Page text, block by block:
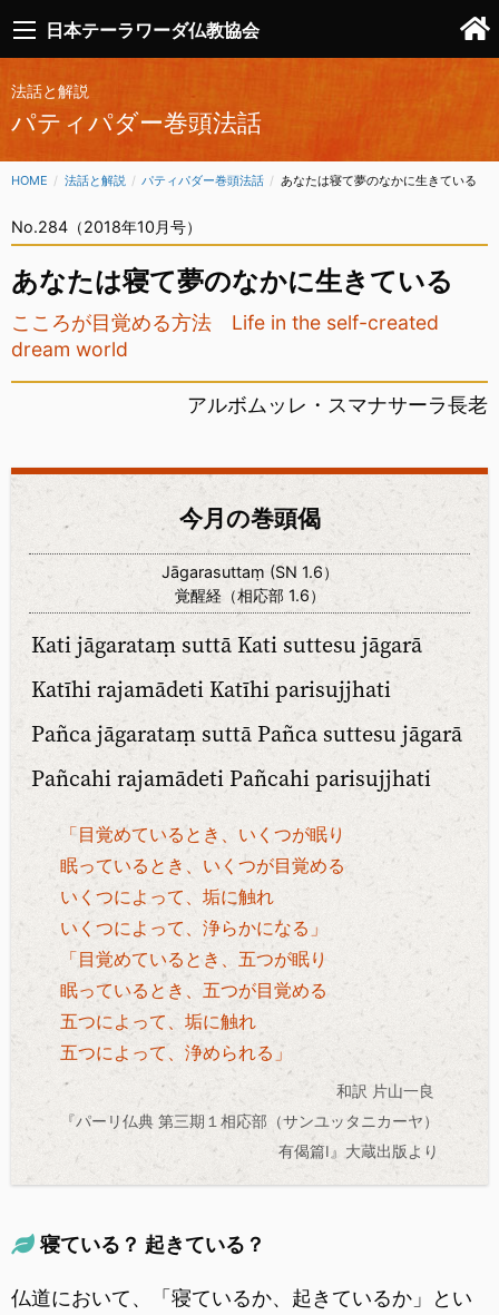
日本テーラワーダ仏教協会
法話と解説
パティパダー巻頭法話
HOME 法話と解説 パティパダー巻頭法話 CURRENT:
あなたは寝て夢のなかに生きている
No.284（2018年10月号）
あなたは寝て夢のなかに生きている
こころが目覚める方法 Life in the self-created
dream world
アルボムッレ・スマナサーラ長老
今月の巻頭偈
Jāgarasuttaṃ (SN 1.6）
覚醒経（相応部 1.6）
Kati jāgarataṃ suttā Kati suttesu jāgarā
Katīhi rajamādeti Katīhi parisujjhati
Pañca jāgarataṃ suttā Pañca suttesu jāgarā
Pañcahi rajamādeti Pañcahi parisujjhati
「目覚めているとき、いくつが眠り
眠っているとき、いくつが目覚める
いくつによって、垢に触れ
いくつによって、浄らかになる」
「目覚めているとき、五つが眠り
眠っているとき、五つが目覚める
五つによって、垢に触れ
五つによって、浄められる」
和訳 片山一良
『パーリ仏典 第三期１相応部（サンユッタニカーヤ）
有偈篇I』大蔵出版より
寝ている？ 起きている？
仏道において、「寝ているか、起きているか」とい